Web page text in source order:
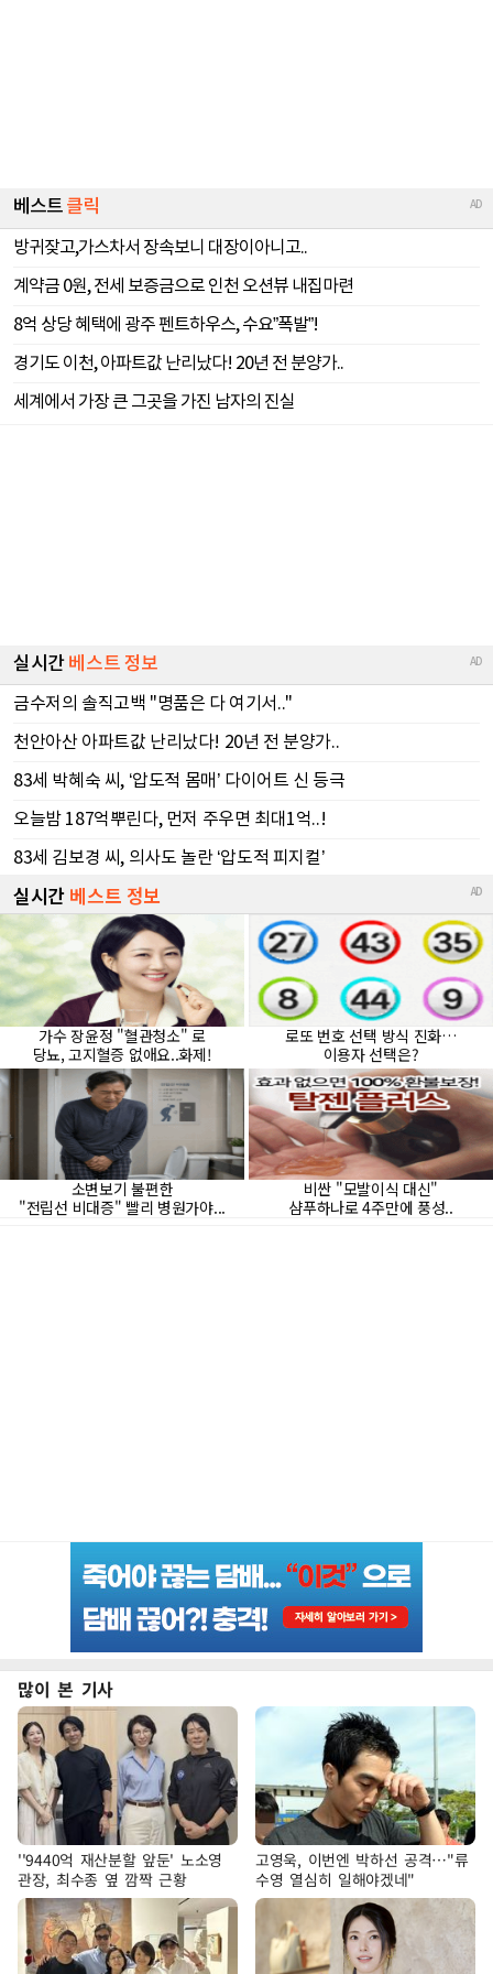
많이 본 기사
''9440억 재산분할 앞둔' 노소영
관장, 최수종 옆 깜짝 근황
고영욱, 이번엔 박하선 공격…"류
수영 열심히 일해야겠네"